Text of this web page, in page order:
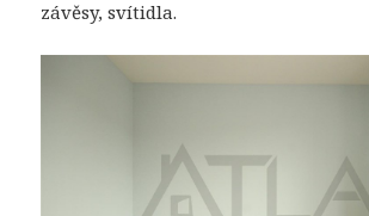
závěsy, svítidla.